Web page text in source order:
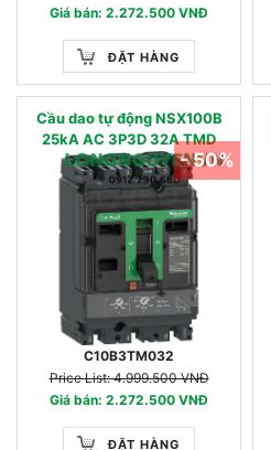
Giá bán: 2.272.500 VNĐ
ĐẶT HÀNG
Cầu dao tự động NSX100B
25kA AC 3P3D 32A TMD
C10B3TM032
Price List: 4.999.500 VNĐ
Giá bán: 2.272.500 VNĐ
ĐẶT HÀNG
- 50%